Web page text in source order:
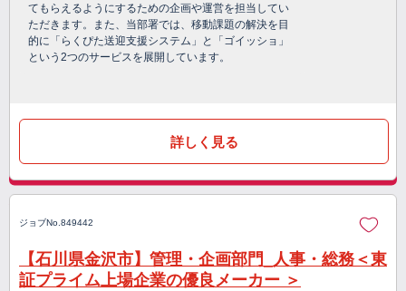
てもらえるようにするための企画や運営を担当してい
ただきます。また、当部署では、移動課題の解決を目
的に「らくぴた送迎支援システム」と「ゴイッショ」
という2つのサービスを展開しています。
詳しく見る
ジョブNo.849442
【石川県金沢市】管理・企画部門_人事・総務＜東
証プライム上場企業の優良メーカー ＞